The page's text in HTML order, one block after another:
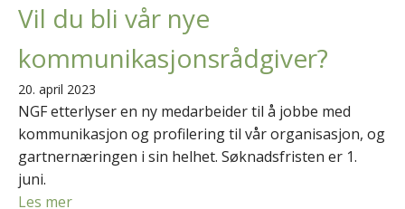
Vil du bli vår nye
kommunikasjonsrådgiver?
20. april 2023
NGF etterlyser en ny medarbeider til å jobbe med
kommunikasjon og profilering til vår organisasjon, og
gartnernæringen i sin helhet. Søknadsfristen er 1.
juni.
Les mer